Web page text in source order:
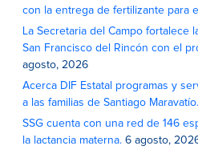
con la entrega de fertilizante para
La Secretaria del Campo fortalece
San Francisco del Rincón con el
agosto, 2026
Acerca DIF Estatal programas y
a las familias de Santiago Maravatío.
SSG cuenta con una red de 146
la lactancia materna. 6 agosto,